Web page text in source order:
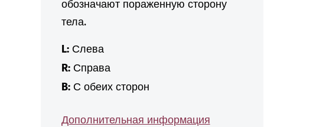
обозначают пораженную сторону
тела.
L:Слева
R:Справа
B:С обеих сторон
Дополнительная информация